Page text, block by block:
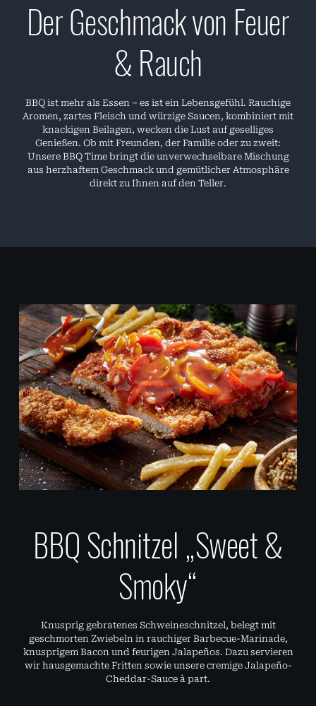
Der Geschmack von Feuer
& Rauch
BBQ ist mehr als Essen – es ist ein Lebensgefühl. Rauchige
Aromen, zartes Fleisch und würzige Saucen, kombiniert mit
knackigen Beilagen, wecken die Lust auf geselliges
Genießen. Ob mit Freunden, der Familie oder zu zweit:
Unsere BBQ Time bringt die unverwechselbare Mischung
aus herzhaftem Geschmack und gemütlicher Atmosphäre
direkt zu Ihnen auf den Teller.
BBQ Schnitzel „Sweet &
Smoky“
Knusprig gebratenes Schweineschnitzel, belegt mit
geschmorten Zwiebeln in rauchiger Barbecue-Marinade,
knusprigem Bacon und feurigen Jalapeños. Dazu servieren
wir hausgemachte Fritten sowie unsere cremige Jalapeño-
Cheddar-Sauce à part.